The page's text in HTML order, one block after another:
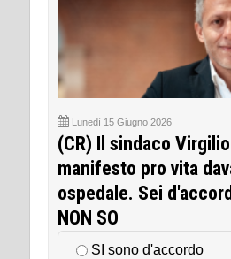
Lunedì 15 Giugno 2026
(CR) Il sindaco
manifesto pro vita
ospedale. Sei
NON SO
SI sono d'accordo